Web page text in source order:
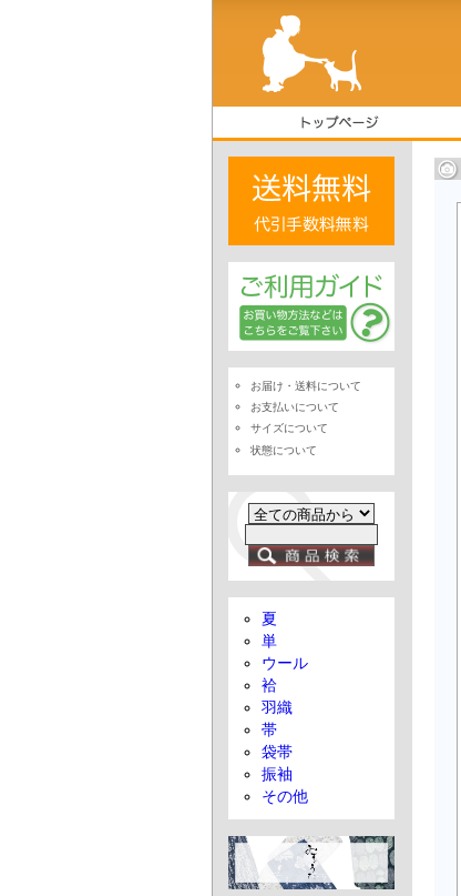
お届け・送料について
お支払いについて
サイズについて
状態について
夏
単
ウール
袷
羽織
帯
袋帯
振袖
その他